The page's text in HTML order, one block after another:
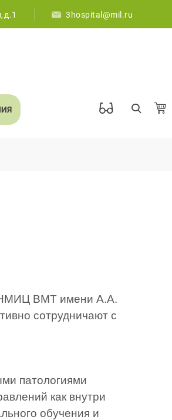
д.1 3hospital@mil.ru
НМИЦ ВМТ имени А.А.
сотрудничают с
патологиями
как внутри
обучения и